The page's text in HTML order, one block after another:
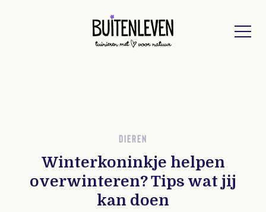
DIEREN
Winterkoninkje helpen
overwinteren? Tips wat jij
kan doen